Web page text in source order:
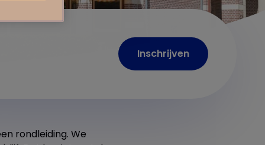
Inschrijven
rondleiding. We